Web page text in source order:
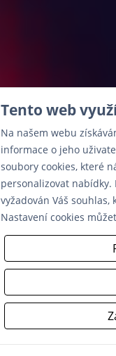
Tento web
Na našem webu
informace o jeho
soubory cookies, které
personalizovat nabídky.
vyžadován Váš souhlas,
Nastavení cookies